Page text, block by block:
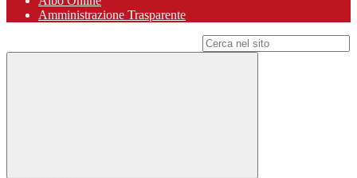
Amministrazione Trasparente